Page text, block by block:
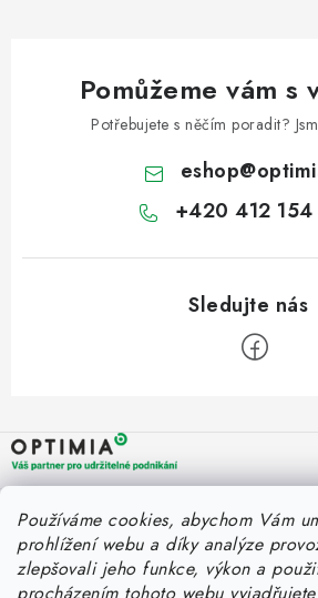
Používáme cookies, abychom Vám
prohlížení webu a díky analýze
zlepšovali jeho funkce, výkon a
ZNAČKY
Fakturace v náhradním plnění
Náhradní
FAQ - Náhradní plnění
FAQ - OOPP
Pomůžeme vám s
Potřebujete s něčím poradit?
eshop@
+420 412
á
p
a
OPTIMIA BPO s.r.o.
Holýšovská 2923/4
150 00 Praha 5
Česká republika
Rychlý kontakt
eshop@optimia.cz
Informace pro vás